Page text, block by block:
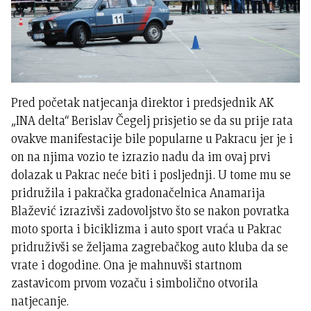
Pred početak natjecanja direktor i predsjednik AK
„INA delta“ Berislav Čegelj prisjetio se da su prije rata
ovakve manifestacije bile popularne u Pakracu jer je i
on na njima vozio te izrazio nadu da im ovaj prvi
dolazak u Pakrac neće biti i posljednji. U tome mu se
pridružila i pakračka gradonačelnica Anamarija
Blažević izrazivši zadovoljstvo što se nakon povratka
moto sporta i biciklizma i auto sport vraća u Pakrac
pridruživši se željama zagrebačkog auto kluba da se
vrate i dogodine. Ona je mahnuvši startnom
zastavicom prvom vozaču i simbolično otvorila
natjecanje.